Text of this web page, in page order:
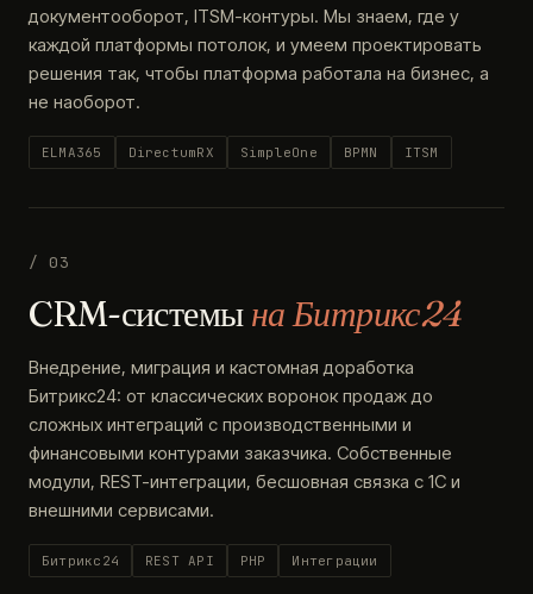
документооборот, ITSM-контуры. Мы знаем, где у
каждой платформы потолок, и умеем проектировать
решения так, чтобы платформа работала на бизнес, а
не наоборот.
ELMA365 DirectumRX SimpleOne BPMN ITSM
/ 03
CRM-системына Битрикс24
Внедрение, миграция и кастомная доработка
Битрикс24: от классических воронок продаж до
сложных интеграций с производственными и
финансовыми контурами заказчика. Собственные
модули, REST-интеграции, бесшовная связка с 1С и
внешними сервисами.
Битрикс24 REST API PHP Интеграции